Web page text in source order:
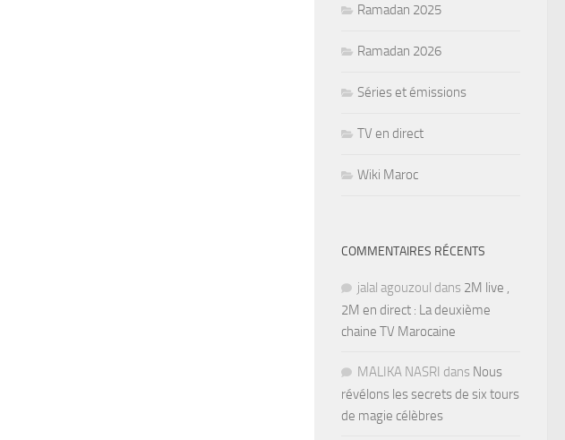
Ramadan 2025
Ramadan 2026
Séries et émissions
TV en direct
Wiki Maroc
COMMENTAIRES RÉCENTS
jalal agouzoul dans 2M live ,
2M en direct : La deuxième
chaine TV Marocaine
MALIKA NASRI dans Nous
révélons les secrets de six tours
de magie célèbres